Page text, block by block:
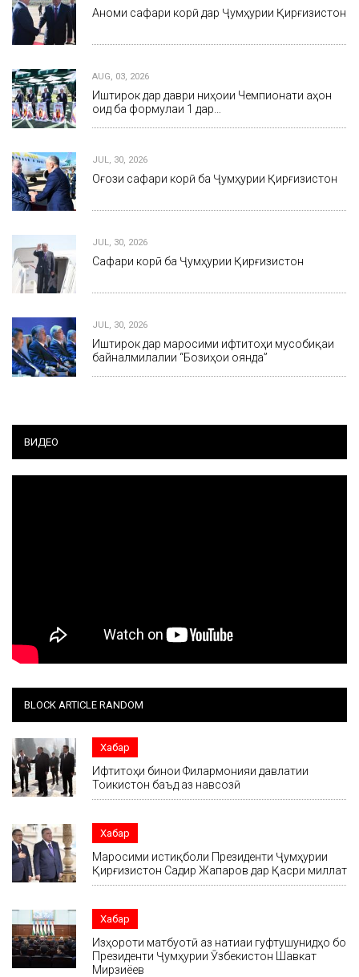
Анҷоми сафари корӣ дар Ҷумҳурии Қирғизистон
AUG, 03, 2026
Иштирок дар даври ниҳоии Чемпионати ҷаҳон
оид ба формулаи 1 дар…
JUL, 30, 2026
Оғози сафари корӣ ба Ҷумҳурии Қирғизистон
JUL, 30, 2026
Сафари корӣ ба Ҷумҳурии Қирғизистон
JUL, 30, 2026
Иштирок дар маросими ифтитоҳи мусобиқаи
байналмилалии “Бозиҳои оянда”
ВИДЕО
BLOCK ARTICLE RANDOM
Хабар
Ифтитоҳи бинои Филармонияи давлатии
Тоҷикистон баъд аз навсозӣ
Хабар
Маросими истиқболи Президенти Ҷумҳурии
Қирғизистон Садир Жапаров дар Қасри миллат
Хабар
Изҳороти матбуотӣ аз натиҷаи гуфтушунидҳо бо
Президенти Ҷумҳурии Ӯзбекистон Шавкат
Мирзиёев